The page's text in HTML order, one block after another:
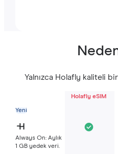
süresine bağlıdır
Yalnızca Holafly kaliteli
Holafly eSIM
Yeni
Always On: Aylık
1 GB yedek veri.